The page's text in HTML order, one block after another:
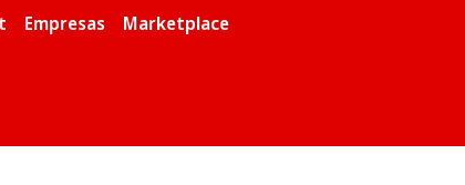
Empresas Marketplace